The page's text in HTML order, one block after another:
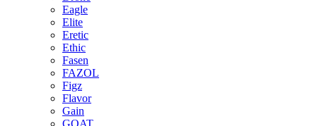
Eagle
Elite
Eretic
Ethic
Fasen
FAZOL
Figz
Flavor
Gain
GOAT